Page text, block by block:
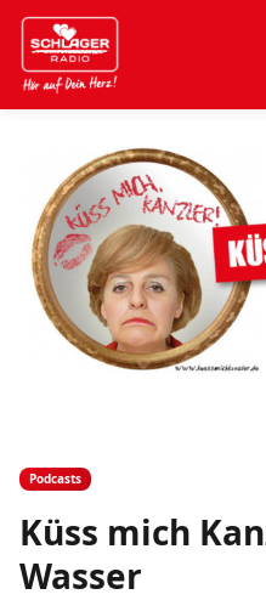
Podcasts
Küss mich
Wasser